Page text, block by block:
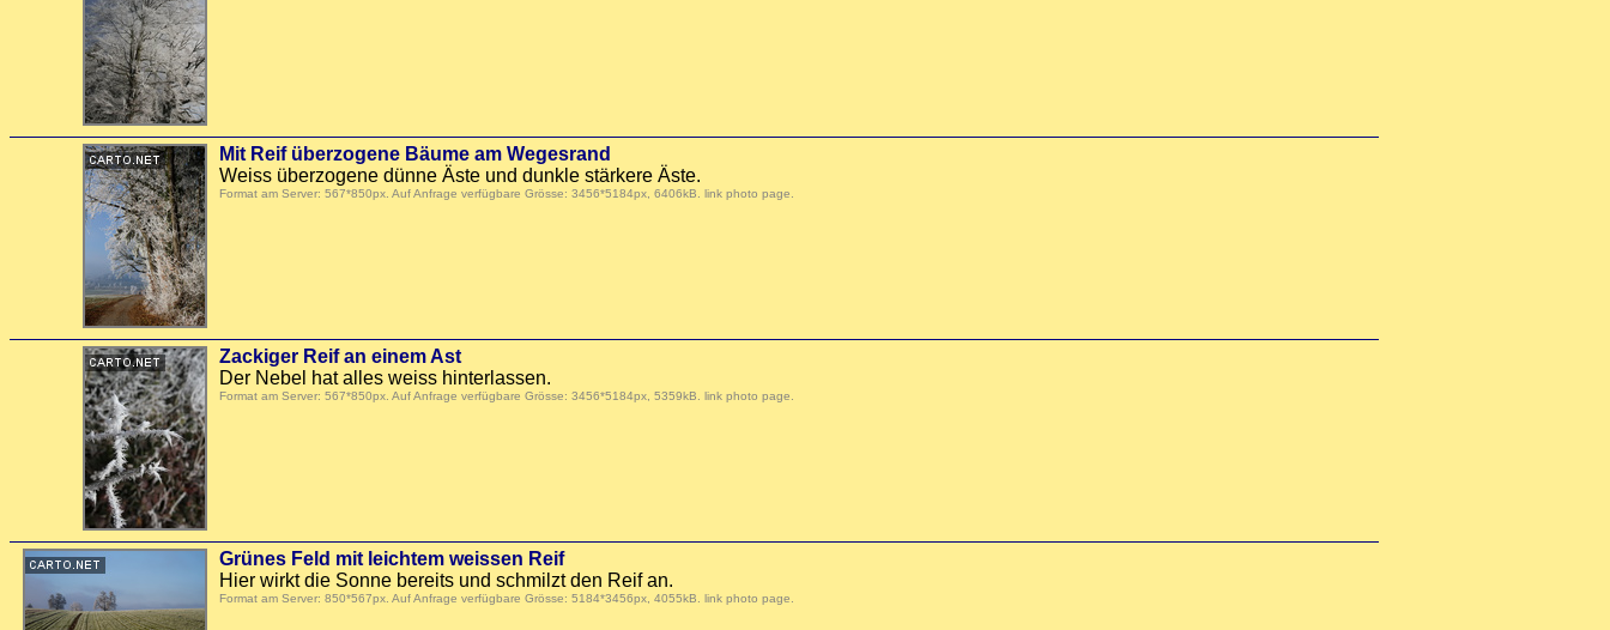
Mit Reif überzogene Bäume am Wegesrand
Weiss überzogene dünne Äste und dunkle stärkere Äste.
Format am Server: 567*850px. Auf Anfrage verfügbare Grösse: 3456*5184px, 6406kB. link photo page
Zackiger Reif an einem Ast
Der Nebel hat alles weiss hinterlassen.
Format am Server: 567*850px. Auf Anfrage verfügbare Grösse: 3456*5184px, 5359kB. link photo page
Grünes Feld mit leichtem weissen Reif
Hier wirkt die Sonne bereits und schmilzt den Reif an.
Format am Server: 850*567px. Auf Anfrage verfügbare Grösse: 5184*3456px, 4055kB. link photo page